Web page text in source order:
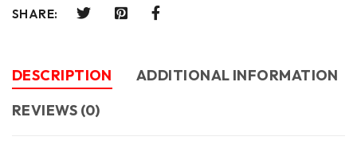
SHARE:
DESCRIPTION
ADDITIONAL INFORMATION
REVIEWS (0)